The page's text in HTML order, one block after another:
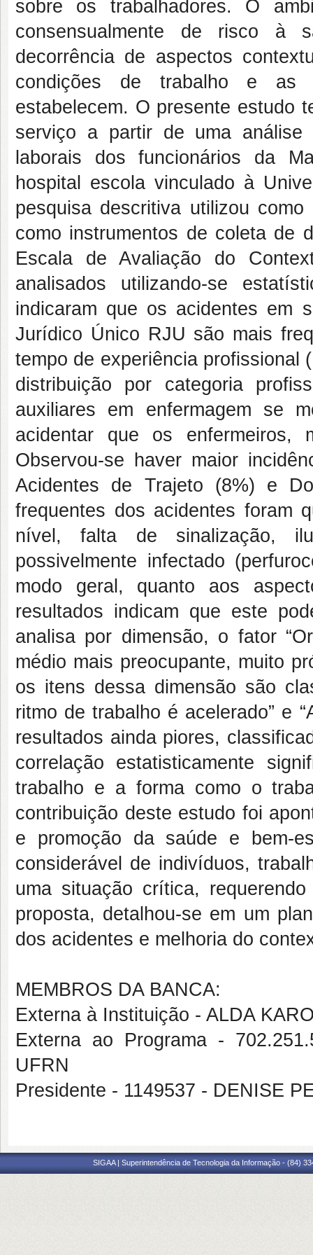
sobre os trabalhadores. O
consensualmente de risco à
decorrência de aspectos
condições de trabalho e as
estabelecem. O presente estudo
serviço a partir de uma
laborais dos funcionários da
hospital escola vinculado à
pesquisa descritiva utilizou
como instrumentos de coleta de
Escala de Avaliação do
analisados utilizando-se
indicaram que os acidentes em
Jurídico Único RJU são mais
tempo de experiência profissional
distribuição por categoria
auxiliares em enfermagem se
acidentar que os enfermeiros,
Observou-se haver maior
Acidentes de Trajeto (8%) e
frequentes dos acidentes foram
nível, falta de sinalização,
possivelmente infectado
modo geral, quanto aos
resultados indicam que este
analisa por dimensão, o fator
médio mais preocupante, muito
os itens dessa dimensão são
ritmo de trabalho é acelerado” e
resultados ainda piores,
correlação estatisticamente
trabalho e a forma como o
contribuição deste estudo foi
e promoção da saúde e bem-
considerável de indivíduos,
uma situação crítica,
proposta, detalhou-se em um
dos acidentes e melhoria do
MEMBROS DA BANCA:
Externa à Instituição - ALDA
Externa ao Programa -
UFRN
Presidente - 1149537 - DENISE
SIGAA | Superintendência de Tecnologia da Informação - (84)